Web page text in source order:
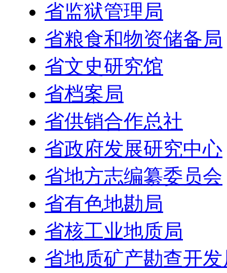
省监狱管理局
省粮食和物资储备局
省文史研究馆
省档案局
省供销合作总社
省政府发展研究中心
省地方志编纂委员会
省有色地勘局
省核工业地质局
省地质矿产勘查开发